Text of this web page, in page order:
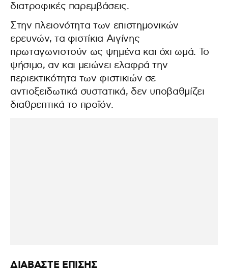
διατροφικές παρεμβάσεις.
Στην πλειονότητα των επιστημονικών
ερευνών, τα φιστίκια Αιγίνης
πρωταγωνιστούν ως ψημένα και όχι ωμά. Το
ψήσιμο, αν και μειώνει ελαφρά την
περιεκτικότητα των φιστικιών σε
αντιοξειδωτικά συστατικά, δεν υποβαθμίζει
διαθρεπτικά το προϊόν.
ΔΙΑΒΑΣΤΕ ΕΠΙΣΗΣ